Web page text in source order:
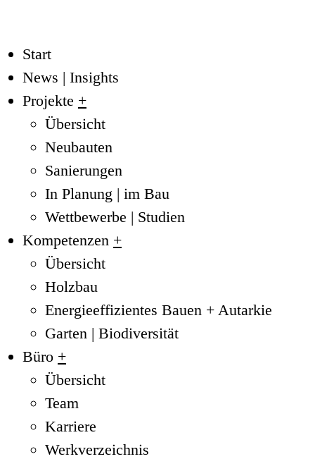
Start
News | Insights
Projekte +
Übersicht
Neubauten
Sanierungen
In Planung | im Bau
Wettbewerbe | Studien
Kompetenzen +
Übersicht
Holzbau
Energieeffizientes Bauen + Autarkie
Garten | Biodiversität
Büro +
Übersicht
Team
Karriere
Werkverzeichnis